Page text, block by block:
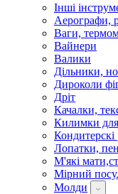
Інші
Аерографи,
Ваги,
Вайнери
Валики
Дільники,
Дироколи
Дріт
Качалки,
Килимки для
Кондитерскі
Лопатки,
М'які
Мірний
Молди